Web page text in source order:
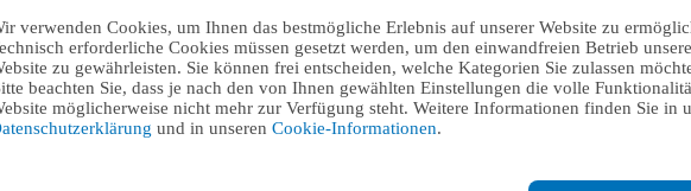
verwenden Cookies, um Ihnen das bestmögliche Erlebnis auf unserer Website zu
erforderliche Cookies müssen gesetzt werden, um den einwandfreien Betrieb
zu gewährleisten. Sie können frei entscheiden, welche Kategorien Sie zulassen
beachten Sie, dass je nach den von Ihnen gewählten Einstellungen die volle
möglicherweise nicht mehr zur Verfügung steht. Weitere Informationen finden Sie in
und in unseren Cookie-Informationen.